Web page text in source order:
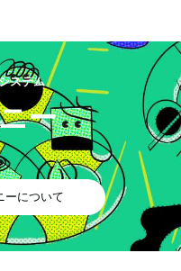
ステム
ー
ーについて